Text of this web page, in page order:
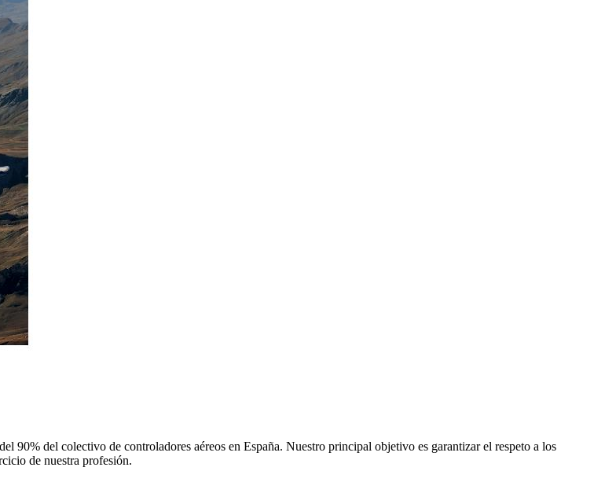
90% del colectivo de controladores aéreos en España. Nuestro principal objetivo es garantizar el respeto a los
de nuestra profesión.